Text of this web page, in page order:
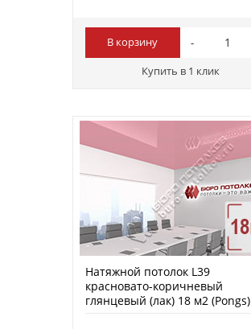
В корзину
Купить в 1 клик
Натяжной потолок L39
красновато-коричневый
глянцевый (лак) 18 м2 (Pongs)